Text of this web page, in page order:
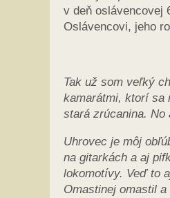
v deň oslávencovej
Oslávencovi, jeho
Tak už som veľký
kamarátmi, ktorí sa
stará zrúcanina. No
Uhrovec je môj
na gitarkách a aj
lokomotívy. Veď to
Omastinej omastil